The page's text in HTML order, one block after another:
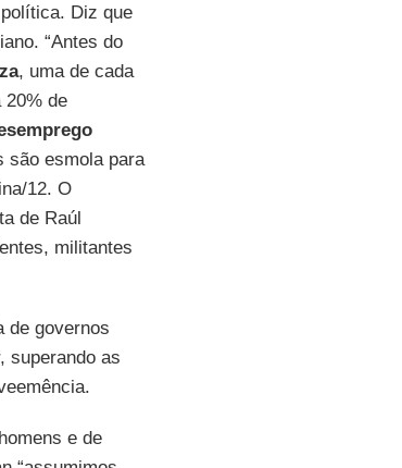
Diz que
“Antes do
, uma de cada
20% de
são esmola para
12. O
de Raúl
militantes
de governos
superando as
e de